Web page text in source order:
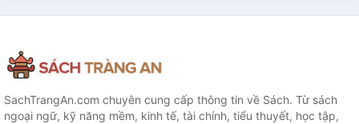
SachTrangAn.com chuyên cung cấp thông tin về Sách. Từ sách
ngoại ngữ, kỹ năng mềm, kinh tế, tài chính, tiểu thuyết, học tập,